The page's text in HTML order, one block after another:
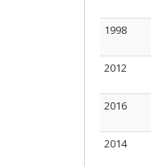
1998
2012
2016
2014